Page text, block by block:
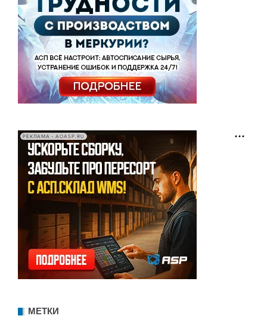
РЕКЛАМА • AOASP.RU
МЕТКИ